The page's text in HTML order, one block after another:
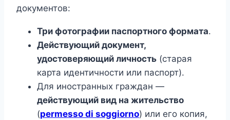
документов:
Три фотографии паспортного формата.
Действующий документ,
удостоверяющий личность (старая
карта идентичности или паспорт).
Для иностранных граждан —
действующий вид на жительство
(permesso di soggiorno) или его копия,